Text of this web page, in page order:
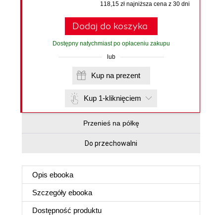
118,15 zł najniższa cena z 30 dni
Dodaj do koszyka
Dostępny natychmiast po opłaceniu zakupu
lub
Kup na prezent
Kup 1-kliknięciem
Przenieś na półkę
Do przechowalni
Opis ebooka
Szczegóły ebooka
Dostępność produktu